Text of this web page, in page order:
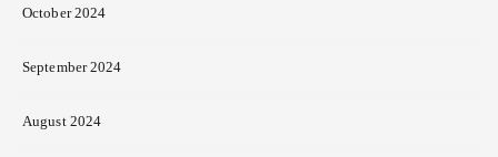
October 2024
September 2024
August 2024